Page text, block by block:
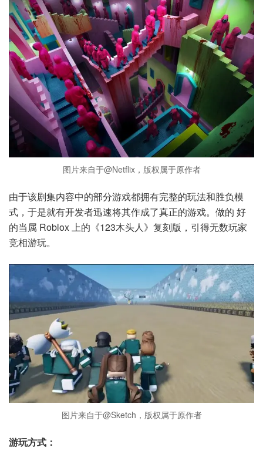
图片来自于@Netflix，版权属于原作者
由于该剧集内容中的部分游戏都拥有完整的玩法和胜负模
式，于是就有开发者迅速将其作成了真正的游戏。做的 好
的当属 Roblox 上的《123木头人》复刻版，引得无数玩家
竞相游玩。
图片来自于@Sketch，版权属于原作者
游玩方式：